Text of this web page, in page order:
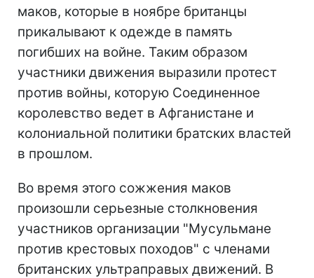
маков, которые в ноябре британцы
прикалывают к одежде в память
погибших на войне. Таким образом
участники движения выразили протест
против войны, которую Соединенное
королевство ведет в Афганистане и
колониальной политики братских властей
в прошлом.
Во время этого сожжения маков
произошли серьезные столкновения
участников организации "Мусульмане
против крестовых походов" с членами
британских ультраправых движений. В